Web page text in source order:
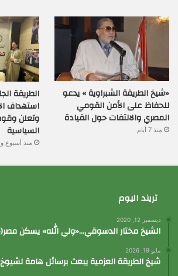
«شيخ الطريقة الشبراوية » يدعو
للحفاظ على الأمن القومي
المصري والالتفات حول القيادة
منذ 7 أيام
الطريقة
استهداف
وتعلن
السياسية
منذ أسبوع
تريند اليوم
ديسمبر 12, 2020
الشيخ مختار الدسوقي…«ولي الله» يسكن
مايو 19, 2026
شيخ الطريقة العزمية يبعث برسائل هامة